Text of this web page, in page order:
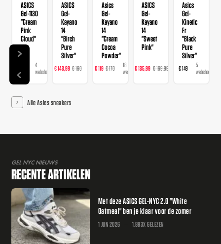
ASICS
Gel-1130
"Cream
Pink
Cloud"
4
webshops
ASICS
Gel-
Kayano
14
"Birch
Pure
Silver"
€ 143,99 € 160
webshops
Asics
Gel-
Kayano
14
"Cream
Cocoa
Powder"
€ 119 € 170
18
webshops
ASICS
Gel-
Kayano
14
"Sweet
Pink"
€ 135,99 € 169,99
23
webshops
Asics
Gel-
Kinetic
Fr
"Black
Pure
Silver"
€ 149
5
webshops
Alle Asics sneakers
GEL NYC NIEUWS
RECENTE ARTIKELEN
Met deze ASICS GEL-NYC 2.0 "White
Oatmeal" ben je klaar voor de zomer
1 JUN 2026 1.893X GELEZEN